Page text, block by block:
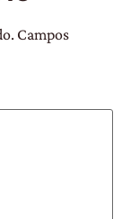
Campos